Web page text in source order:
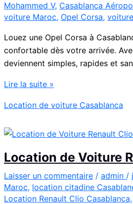
Mohammed V, Casablanca
voiture Maroc, Opel Corsa,
Louez une Opel Corsa à
confortable dès votre arrivée.
deviennent simples, rapides et
Location
Corsa
Aéroport
Location
Voiture
Casablanca
Lire la suite »
Location de voiture Casablanca
Location de Voiture
Laisser un commentaire / admin /
Maroc, location citadine
Location Renault Clio Casablanca,